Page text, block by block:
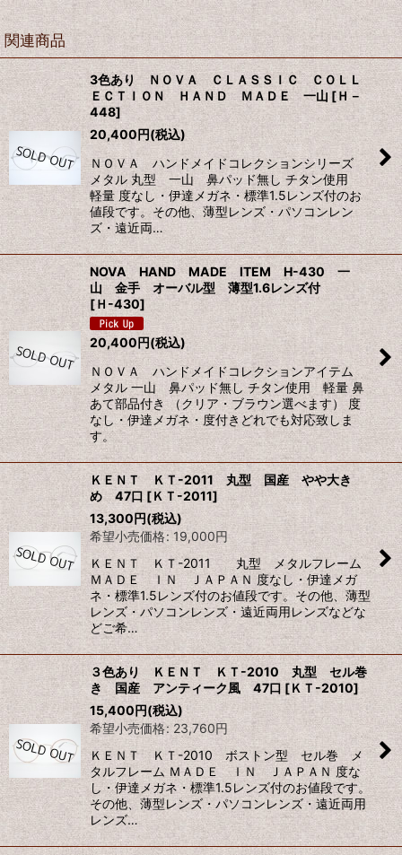
関連商品
3色あり ＮＯＶＡ ＣＬＡＳＳＩＣ ＣＯＬＬ
ＥＣＴＩＯＮ ＨＡＮＤ ＭＡＤＥ 一山 [Ｈ－
448]
20,400円(税込)
ＮＯＶＡ ハンドメイドコレクションシリーズ
メタル 丸型 一山 鼻パッド無し チタン使用
軽量 度なし・伊達メガネ・標準1.5レンズ付のお
値段です。その他、薄型レンズ・パソコンレン
ズ・遠近両…
NOVA HAND MADE ITEM H-430 一
山 金手 オーバル型 薄型1.6レンズ付
[Ｈ-430]
20,400円(税込)
ＮＯＶＡ ハンドメイドコレクションアイテム
メタル 一山 鼻パッド無し チタン使用 軽量 鼻
あて部品付き （クリア・ブラウン選べます） 度
なし・伊達メガネ・度付きどれでも対応致しま
す。
ＫＥＮＴ ＫＴ-2011 丸型 国産 やや大き
め 47口 [ＫＴ-2011]
13,300円(税込)
希望小売価格: 19,000円
ＫＥＮＴ ＫＴ-2011 丸型 メタルフレーム
ＭＡＤＥ ＩＮ ＪＡＰＡＮ 度なし・伊達メガ
ネ・標準1.5レンズ付のお値段です。その他、薄型
レンズ・パソコンレンズ・遠近両用レンズなどな
どご希…
３色あり ＫＥＮＴ ＫＴ-2010 丸型 セル巻
き 国産 アンティーク風 47口 [ＫＴ-2010]
15,400円(税込)
希望小売価格: 23,760円
ＫＥＮＴ ＫＴ-2010 ボストン型 セル巻 メ
タルフレーム ＭＡＤＥ ＩＮ ＪＡＰＡＮ 度な
し・伊達メガネ・標準1.5レンズ付のお値段です。
その他、薄型レンズ・パソコンレンズ・遠近両用
レンズ…